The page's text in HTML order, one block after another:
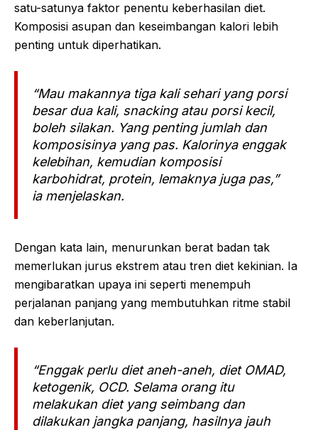
satu-satunya faktor penentu keberhasilan diet.
Komposisi asupan dan keseimbangan kalori lebih
penting untuk diperhatikan.
“Mau makannya tiga kali sehari yang porsi
besar dua kali, snacking atau porsi kecil,
boleh silakan. Yang penting jumlah dan
komposisinya yang pas. Kalorinya enggak
kelebihan, kemudian komposisi
karbohidrat, protein, lemaknya juga pas,”
ia menjelaskan.
Dengan kata lain, menurunkan berat badan tak
memerlukan jurus ekstrem atau tren diet kekinian. Ia
mengibaratkan upaya ini seperti menempuh
perjalanan panjang yang membutuhkan ritme stabil
dan keberlanjutan.
“Enggak perlu diet aneh-aneh, diet OMAD,
ketogenik, OCD. Selama orang itu
melakukan diet yang seimbang dan
dilakukan jangka panjang, hasilnya jauh